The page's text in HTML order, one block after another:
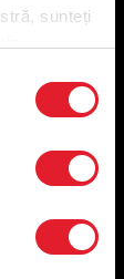
sunteți